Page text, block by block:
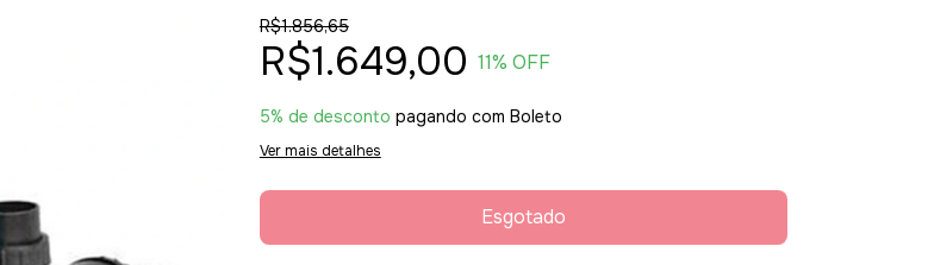
R$1.856,65
R$1.649,00 11% OFF
5% de desconto pagando com Boleto
Ver mais detalhes